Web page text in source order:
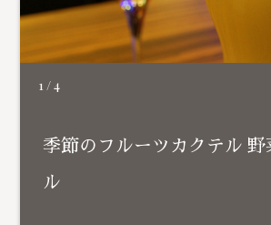
1 /4
季節のフルーツカクテル 野
ル